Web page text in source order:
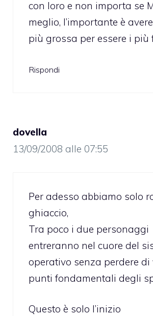
con loro e non importa se
meglio, l’importante è
più grossa per essere i più
Rispondi
dovella
13/09/2008 alle 07:55
Per adesso abbiamo solo
ghiaccio,
Tra poco i due personaggi
entreranno nel cuore del
operativo senza perdere di
punti fondamentali degli
Questo è solo l’inizio